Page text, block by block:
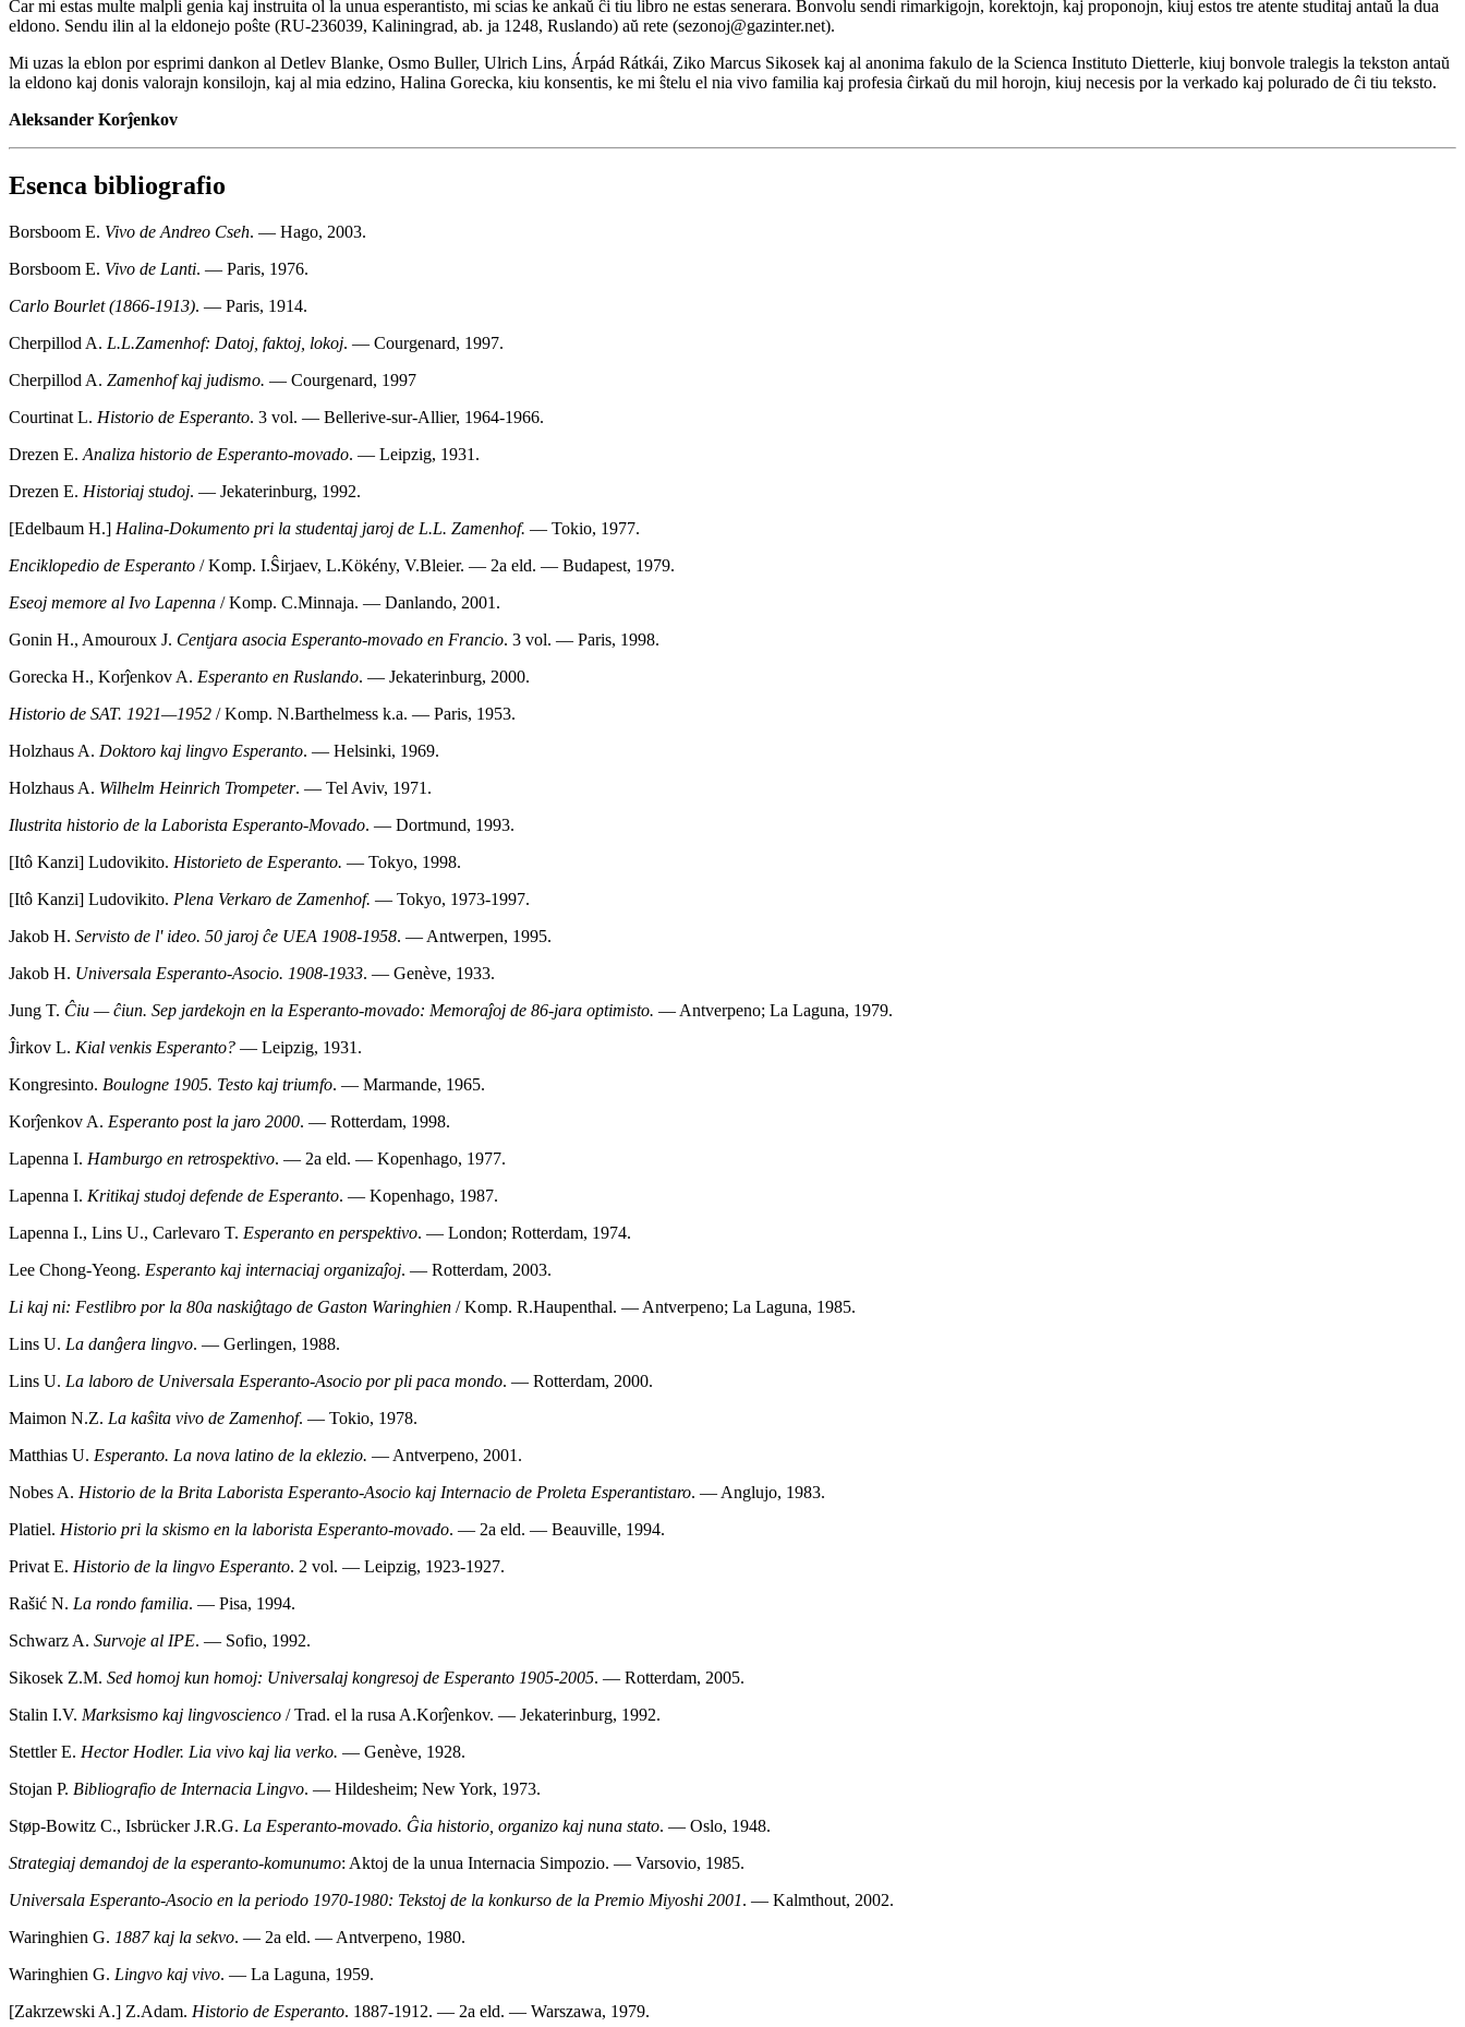
Ĉar mi estas multe malpli genia kaj instruita ol la unua esperantisto, mi scias ke ankaŭ ĉi tiu libro ne estas senerara. Bonvolu sendi rimarkigojn, korektojn, kaj proponojn, kiuj estos tre atente studitaj antaŭ la dua
eldono. Sendu ilin al la eldonejo poŝte (RU-236039, Kaliningrad, ab. ja 1248, Ruslando) aŭ rete (sezonoj@gazinter.net).
Mi uzas la eblon por esprimi dankon al Detlev Blanke, Osmo Buller, Ulrich Lins, Árpád Rátkái, Ziko Marcus Sikosek kaj al anonima fakulo de la Scienca Instituto Dietterle, kiuj bonvole tralegis la tekston antaŭ
la eldono kaj donis valorajn konsilojn, kaj al mia edzino, Halina Gorecka, kiu konsentis, ke mi ŝtelu el nia vivo familia kaj profesia ĉirkaŭ du mil horojn, kiuj necesis por la verkado kaj polurado de ĉi tiu teksto.
Aleksander Korĵenkov
Esenca bibliografio
Borsboom E. Vivo de Andreo Cseh. — Hago, 2003.
Borsboom E. Vivo de Lanti. — Paris, 1976.
Carlo Bourlet (1866-1913). — Paris, 1914.
Cherpillod A. L.L.Zamenhof: Datoj, faktoj, lokoj. — Courgenard, 1997.
Cherpillod A. Zamenhof kaj judismo. — Courgenard, 1997
Courtinat L. Historio de Esperanto. 3 vol. — Bellerive-sur-Allier, 1964-1966.
Drezen E. Analiza historio de Esperanto-movado. — Leipzig, 1931.
Drezen E. Historiaj studoj. — Jekaterinburg, 1992.
[Edelbaum H.] Halina-Dokumento pri la studentaj jaroj de L.L. Zamenhof. — Tokio, 1977.
Enciklopedio de Esperanto / Komp. I.Ŝirjaev, L.Kökény, V.Bleier. — 2a eld. — Budapest, 1979.
Eseoj memore al Ivo Lapenna / Komp. C.Minnaja. — Danlando, 2001.
Gonin H., Amouroux J. Centjara asocia Esperanto-movado en Francio. 3 vol. — Paris, 1998.
Gorecka H., Korĵenkov A. Esperanto en Ruslando. — Jekaterinburg, 2000.
Historio de SAT. 1921—1952 / Komp. N.Barthelmess k.a. — Paris, 1953.
Holzhaus A. Doktoro kaj lingvo Esperanto. — Helsinki, 1969.
Holzhaus A. Wilhelm Heinrich Trompeter. — Tel Aviv, 1971.
Ilustrita historio de la Laborista Esperanto-Movado. — Dortmund, 1993.
[Itô Kanzi] Ludovikito. Historieto de Esperanto. — Tokyo, 1998.
[Itô Kanzi] Ludovikito. Plena Verkaro de Zamenhof. — Tokyo, 1973-1997.
Jakob H. Servisto de l' ideo. 50 jaroj ĉe UEA 1908-1958. — Antwerpen, 1995.
Jakob H. Universala Esperanto-Asocio. 1908-1933. — Genève, 1933.
Jung T. Ĉiu — ĉiun. Sep jardekojn en la Esperanto-movado: Memoraĵoj de 86-jara optimisto. — Antverpeno; La Laguna, 1979.
Ĵirkov L. Kial venkis Esperanto? — Leipzig, 1931.
Kongresinto. Boulogne 1905. Testo kaj triumfo. — Marmande, 1965.
Korĵenkov A. Esperanto post la jaro 2000. — Rotterdam, 1998.
Lapenna I. Hamburgo en retrospektivo. — 2a eld. — Kopenhago, 1977.
Lapenna I. Kritikaj studoj defende de Esperanto. — Kopenhago, 1987.
Lapenna I., Lins U., Carlevaro T. Esperanto en perspektivo. — London; Rotterdam, 1974.
Lee Chong-Yeong. Esperanto kaj internaciaj organizaĵoj. — Rotterdam, 2003.
Li kaj ni: Festlibro por la 80a naskiĝtago de Gaston Waringhien / Komp. R.Haupenthal. — Antverpeno; La Laguna, 1985.
Lins U. La danĝera lingvo. — Gerlingen, 1988.
Lins U. La laboro de Universala Esperanto-Asocio por pli paca mondo. — Rotterdam, 2000.
Maimon N.Z. La kaŝita vivo de Zamenhof. — Tokio, 1978.
Matthias U. Esperanto. La nova latino de la eklezio. — Antverpeno, 2001.
Nobes A. Historio de la Brita Laborista Esperanto-Asocio kaj Internacio de Proleta Esperantistaro. — Anglujo, 1983.
Platiel. Historio pri la skismo en la laborista Esperanto-movado. — 2a eld. — Beauville, 1994.
Privat E. Historio de la lingvo Esperanto. 2 vol. — Leipzig, 1923-1927.
Rašić N. La rondo familia. — Pisa, 1994.
Schwarz A. Survoje al IPE. — Sofio, 1992.
Sikosek Z.M. Sed homoj kun homoj: Universalaj kongresoj de Esperanto 1905-2005. — Rotterdam, 2005.
Stalin I.V. Marksismo kaj lingvoscienco / Trad. el la rusa A.Korĵenkov. — Jekaterinburg, 1992.
Stettler E. Hector Hodler. Lia vivo kaj lia verko. — Genève, 1928.
Stojan P. Bibliografio de Internacia Lingvo. — Hildesheim; New York, 1973.
Støp-Bowitz C., Isbrücker J.R.G. La Esperanto-movado. Ĝia historio, organizo kaj nuna stato. — Oslo, 1948.
Strategiaj demandoj de la esperanto-komunumo: Aktoj de la unua Internacia Simpozio. — Varsovio, 1985.
Universala Esperanto-Asocio en la periodo 1970-1980: Tekstoj de la konkurso de la Premio Miyoshi 2001. — Kalmthout, 2002.
Waringhien G. 1887 kaj la sekvo. — 2a eld. — Antverpeno, 1980.
Waringhien G. Lingvo kaj vivo. — La Laguna, 1959.
[Zakrzewski A.] Z.Adam. Historio de Esperanto. 1887-1912. — 2a eld. — Warszawa, 1979.